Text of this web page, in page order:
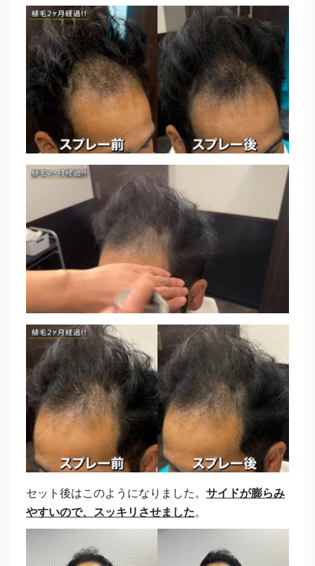
セット後はこのようになりました。 サイドが膨らみ
やすいので、スッキリさせました。